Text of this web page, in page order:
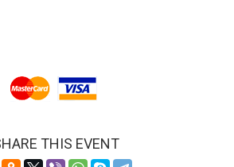
THIS EVENT